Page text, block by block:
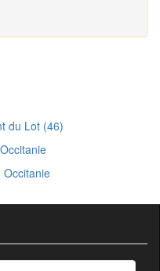
du Lot (46)